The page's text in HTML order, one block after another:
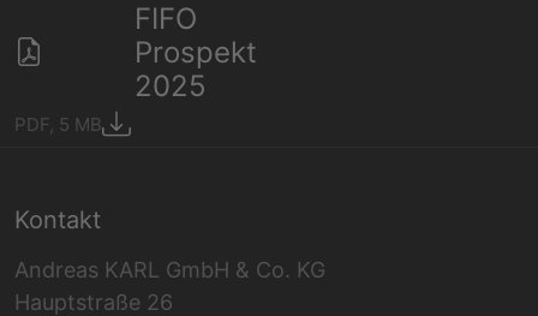
FIFO
Prospekt
2025
PDF, 5 MB
Kontakt
Andreas KARL GmbH & Co. KG
Hauptstraße 26